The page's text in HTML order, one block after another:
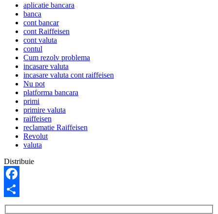
aplicatie bancara
banca
cont bancar
cont Raiffeisen
cont valuta
contul
Cum rezolv problema
incasare valuta
incasare valuta cont raiffeisen
Nu pot
platforma bancara
primi
primire valuta
raiffeisen
reclamatie Raiffeisen
Revolut
valuta
Distribuie
Facebook
Share